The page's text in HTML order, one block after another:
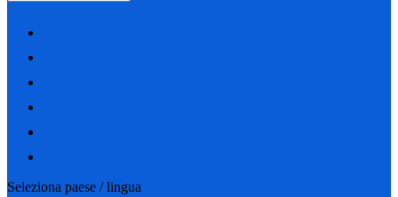
Seleziona paese / lingua